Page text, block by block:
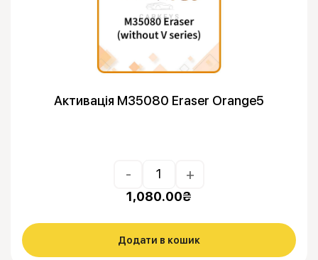
Активація M35080 Eraser Orange5
- +
1,080.00₴
Додати в кошик